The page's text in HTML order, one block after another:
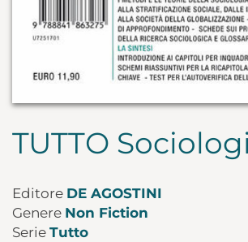
TUTTO
Editore DE AGOSTINI
Genere Non Fiction
Serie Tutto